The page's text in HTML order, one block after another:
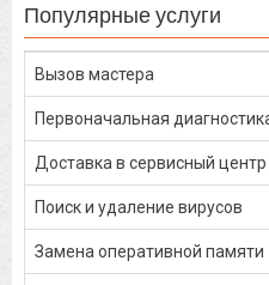
Популярные услуги
Вызов мастера
Первоначальная
Доставка в сервисный центр
Поиск и удаление вирусов
Замена оперативной памяти